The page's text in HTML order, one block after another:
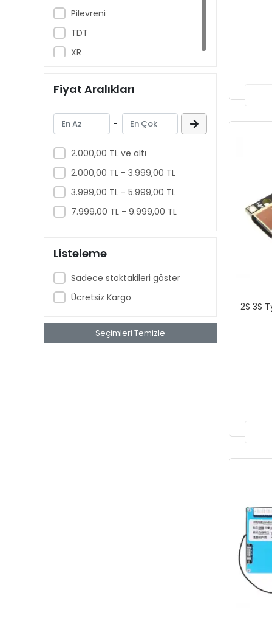
Pilevreni
TDT
XR
Fiyat Aralıkları
-
2.000,00 TL ve altı
2.000,00 TL - 3.999,00 TL
3.999,00 TL - 5.999,00 TL
7.999,00 TL - 9.999,00 TL
Listeleme
Sadece stoktakileri göster
Ücretsiz Kargo
Seçimleri Temizle
2S 3S